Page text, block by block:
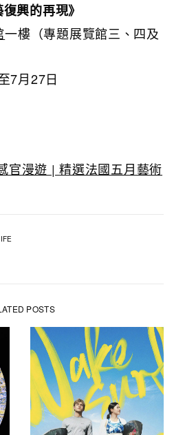
興的再現》
一樓（專題展覽館三、四及
7月27日
官漫遊 | 精選法國五月藝術
POSTS